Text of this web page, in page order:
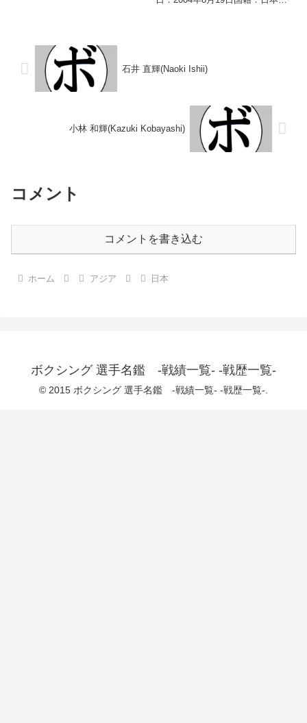
石井 直輝(Naoki Ishii)
小林 和輝(Kazuki Kobayashi)
コメント
コメントを書き込む
ホーム アジア 日本
ボクシング 選手名鑑 -戦績一覧- -戦歴一覧-
© 2015 ボクシング 選手名鑑 -戦績一覧- -戦歴一覧-.